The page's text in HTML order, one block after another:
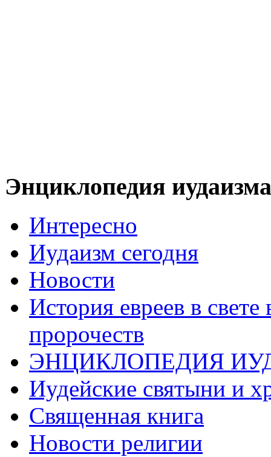
Энциклопедия иудаизма
Интересно
Иудаизм сегодня
Новости
История евреев в
пророчеств
ЭНЦИКЛОПЕДИЯ
Иудейские святыни и
Священная книга
Новости религии